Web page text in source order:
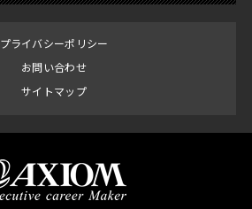
プライバシーポリシー
お問い合わせ
サイトマップ